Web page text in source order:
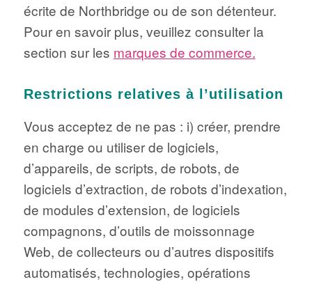
écrite de Northbridge ou de son détenteur.
Pour en savoir plus, veuillez consulter la
section sur les marques de commerce.
Restrictions relatives à l’utilisation
Vous acceptez de ne pas : i) créer, prendre
en charge ou utiliser de logiciels,
d’appareils, de scripts, de robots, de
logiciels d’extraction, de robots d’indexation,
de modules d’extension, de logiciels
compagnons, d’outils de moissonnage
Web, de collecteurs ou d’autres dispositifs
automatisés, technologies, opérations